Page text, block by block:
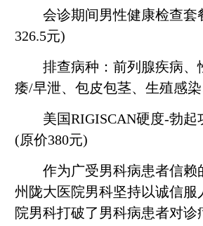
会诊期间男性健康检查套
326.5元)
排查病种：前列腺疾病、
痿/早泄、包皮包茎、生殖感染
美国RIGISCAN硬度-勃起
(原价380元)
作为广受男科病患者信赖
州陇大医院男科坚持以诚信服
院男科打破了男科病患者对诊